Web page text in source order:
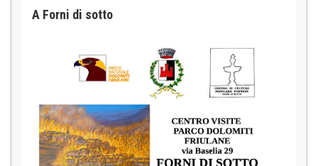
A Forni di sotto